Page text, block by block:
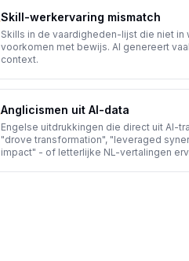
Skill-werkervaring mismatch
Skills in de vaardigheden-lijst die niet
voorkomen met bewijs. AI genereert
context.
Anglicismen uit AI-data
Engelse uitdrukkingen die direct uit AI-
"drove transformation", "leveraged
impact" - of letterlijke NL-vertalingen